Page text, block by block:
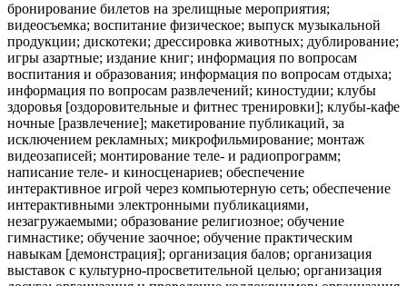
бронирование билетов на зрелищные мероприятия;
видеосъемка; воспитание физическое; выпуск музыкальной
продукции; дискотеки; дрессировка животных; дублирование;
игры азартные; издание книг; информация по вопросам
воспитания и образования; информация по вопросам отдыха;
информация по вопросам развлечений; киностудии; клубы
здоровья [оздоровительные и фитнес тренировки]; клубы-кафе
ночные [развлечение]; макетирование публикаций, за
исключением рекламных; микрофильмирование; монтаж
видеозаписей; монтирование теле- и радиопрограмм;
написание теле- и киносценариев; обеспечение
интерактивное игрой через компьютерную сеть; обеспечение
интерактивными электронными публикациями,
незагружаемыми; образование религиозное; обучение
гимнастике; обучение заочное; обучение практическим
навыкам [демонстрация]; организация балов; организация
выставок с культурно-просветительной целью; организация